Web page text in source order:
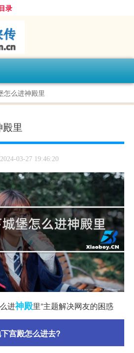
录
怎么进神殿里
里
2024-03-27 19:46:20
进神殿里”主题解决网友的困惑
宫殿怎么进去?